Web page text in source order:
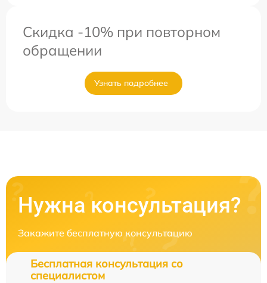
Скидка -10% при повторном
обращении
Узнать подробнее
Нужна консультация?
Закажите бесплатную консультацию
Бесплатная консультация со
специалистом